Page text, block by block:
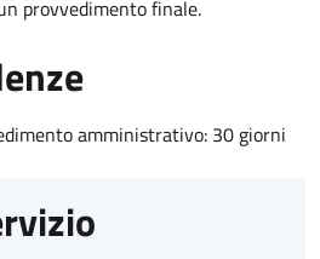
provvedimento finale.
amministrativo: 30 giorni